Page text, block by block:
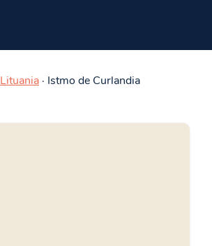
Lituania · Istmo de Curlandia